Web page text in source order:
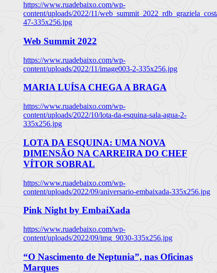
https://www.ruadebaixo.com/wp-
content/uploads/2022/11/
47-335x256.jpg
Web Summit 2022
https://www.ruadebaixo.com/wp-
content/uploads/2022/11/image003-2-335x256.jpg
MARIA LUÍSA CHEGA A BRAGA
https://www.ruadebaixo.com/wp-
content/uploads/2022/10/lota-da-esquina-sala-agua-2-
335x256.jpg
LOTA DA ESQUINA: UMA NOVA
DIMENSÃO NA CARREIRA DO CHEF
VÍTOR SOBRAL
https://www.ruadebaixo.com/wp-
content/uploads/2022/09/aniversario-embaixada-335x256.jpg
Pink Night by EmbaiXada
https://www.ruadebaixo.com/wp-
content/uploads/2022/09/img_9030-335x256.jpg
“O Nascimento de Neptunia”, nas Oficinas
Marques